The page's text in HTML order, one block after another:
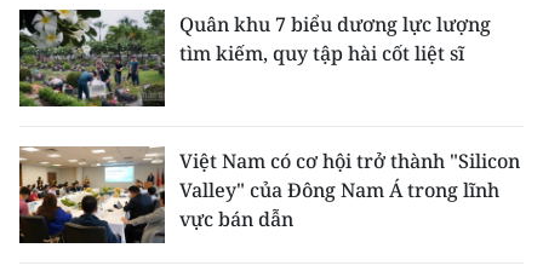
Quân khu 7 biểu dương lực lượng
tìm kiếm, quy tập hài cốt liệt sĩ
Việt Nam có cơ hội trở thành "Silicon
Valley" của Đông Nam Á trong lĩnh
vực bán dẫn